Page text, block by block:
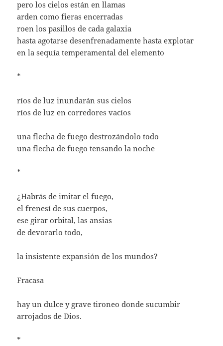
pero los cielos están en llamas
arden como fieras encerradas
roen los pasillos de cada galaxia
hasta agotarse desenfrenadamente hasta explotar
en la sequía temperamental del elemento
*
ríos de luz inundarán sus cielos
ríos de luz en corredores vacíos
una flecha de fuego destrozándolo todo
una flecha de fuego tensando la noche
*
¿Habrás de imitar el fuego,
el frenesí de sus cuerpos,
ese girar orbital, las ansias
de devorarlo todo,
la insistente expansión de los mundos?
Fracasa
hay un dulce y grave tironeo donde sucumbir
arrojados de Dios.
*